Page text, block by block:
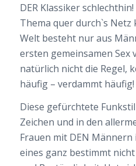
DER Klassiker
Thema quer durch`s
Welt besteht nur aus
ersten gemeinsamen Sex
natürlich nicht die Regel,
häufig – verdammt häufig!
Diese gefürchtete
Zeichen und in den
Frauen mit DEN
eines ganz bestimmt